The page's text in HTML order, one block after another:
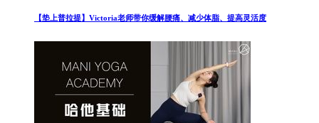
【垫上普拉提】Victoria老师带你缓解腰痛、减少体脂、提高灵活度